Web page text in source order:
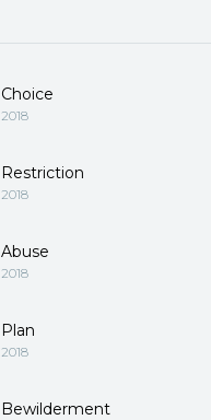
Choice
2018
Restriction
2018
Abuse
2018
Plan
2018
Bewilderment